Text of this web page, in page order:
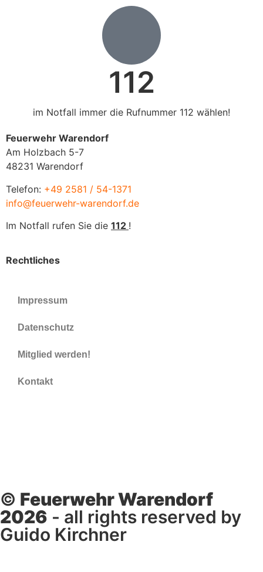
112
im Notfall immer die Rufnummer 112 wählen!
Feuerwehr Warendorf
Am Holzbach 5-7
48231 Warendorf
Telefon: +49 2581 / 54-1371
info@feuerwehr-warendorf.de
Im Notfall rufen Sie die 112 !
Rechtliches
Impressum
Datenschutz
Mitglied werden!
Kontakt
© Feuerwehr Warendorf
2026 - all rights reserved by
Guido Kirchner